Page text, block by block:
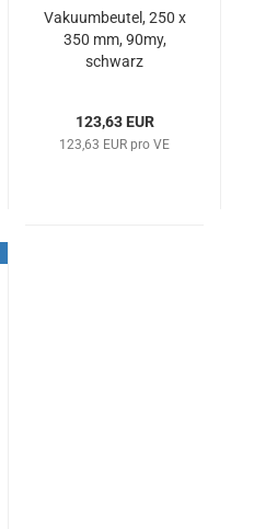
Vakuumbeutel, 250 x
350 mm, 90my,
schwarz
123,63 EUR
123,63 EUR pro VE